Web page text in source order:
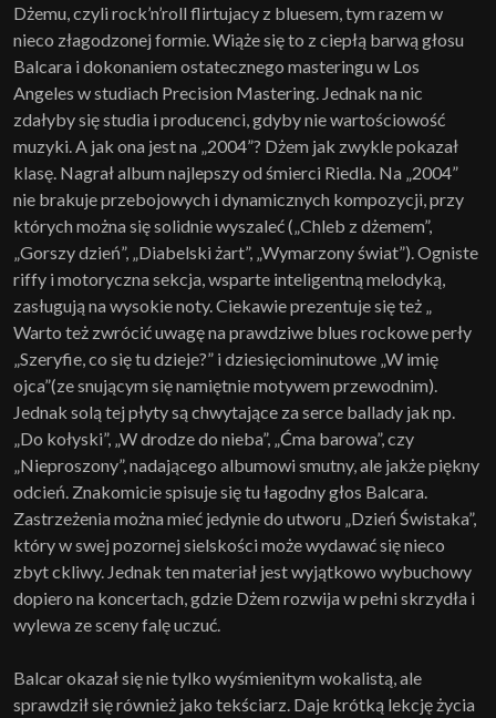
Dżemu, czyli rock’n’roll flirtujacy z bluesem, tym razem w
nieco złagodzonej formie. Wiąże się to z ciepłą barwą głosu
Balcara i dokonaniem ostatecznego masteringu w Los
Angeles w studiach Precision Mastering. Jednak na nic
zdałyby się studia i producenci, gdyby nie wartościowość
muzyki. A jak ona jest na „2004”? Dżem jak zwykle pokazał
klasę. Nagrał album najlepszy od śmierci Riedla. Na „2004”
nie brakuje przebojowych i dynamicznych kompozycji, przy
których można się solidnie wyszaleć („Chleb z dżemem”,
„Gorszy dzień”, „Diabelski żart”, „Wymarzony świat”). Ogniste
riffy i motoryczna sekcja, wsparte inteligentną melodyką,
zasługują na wysokie noty. Ciekawie prezentuje się też „
Warto też zwrócić uwagę na prawdziwe blues rockowe perły
„Szeryfie, co się tu dzieje?” i dziesięciominutowe „W imię
ojca”(ze snującym się namiętnie motywem przewodnim).
Jednak solą tej płyty są chwytające za serce ballady jak np.
„Do kołyski”, „W drodze do nieba”, „Ćma barowa”, czy
„Nieproszony”, nadającego albumowi smutny, ale jakże piękny
odcień. Znakomicie spisuje się tu łagodny głos Balcara.
Zastrzeżenia można mieć jedynie do utworu „Dzień Świstaka”,
który w swej pozornej sielskości może wydawać się nieco
zbyt ckliwy. Jednak ten materiał jest wyjątkowo wybuchowy
dopiero na koncertach, gdzie Dżem rozwija w pełni skrzydła i
wylewa ze sceny falę uczuć.
Balcar okazał się nie tylko wyśmienitym wokalistą, ale
sprawdził się również jako tekściarz. Daje krótką lekcję życia